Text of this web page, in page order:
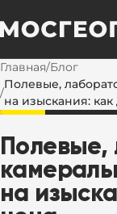
Главная/Блог
/
Полевые,
на изыскания:
Полевые,
на